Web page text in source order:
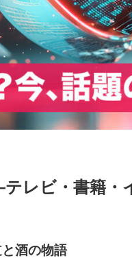
レビ・書籍・
酒の物語